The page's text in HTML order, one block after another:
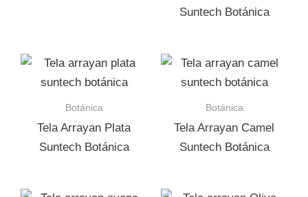
Suntech Botánica
Botánica
Tela Arrayan Plata
Suntech Botánica
Botánica
Tela Arrayan Camel
Suntech Botánica